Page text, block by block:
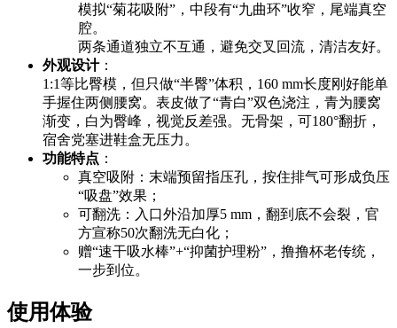
模拟“菊花吸附”，中段有“九曲环”收窄，尾端真空
腔。
两条通道独立不互通，避免交叉回流，清洁友好。
外观设计：
1:1等比臀模，但只做“半臀”体积，160 mm长度刚好能单
手握住两侧腰窝。表皮做了“青白”双色浇注，青为腰窝
渐变，白为臀峰，视觉反差强。无骨架，可180°翻折，
宿舍党塞进鞋盒无压力。
功能特点 ：
真空吸附：末端预留指压孔，按住排气可形成负压
“吸盘”效果；
可翻洗：入口外沿加厚5 mm，翻到底不会裂，官
方宣称50次翻洗无白化；
赠“速干吸水棒”+“抑菌护理粉”，撸撸杯老传统，
一步到位。
使用体验